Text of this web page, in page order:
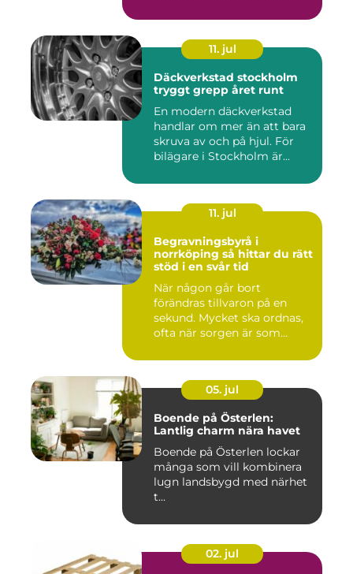
11. jul
Däckverkstad stockholm
tryggt grepp året runt
En modern däckverkstad
handlar om mer än att bara
skruva av och på hjul. För
bilägare i Stockholm är...
11. jul
Begravningsbyrå i
norrköping så hittar du rätt
stöd i en svår tid
När någon går bort
förändras tillvaron på en
sekund. Mycket ska ordnas,
ofta när sorgen är som
05. jul
Boende på Österlen:
Lantlig charm nära havet
Boende på Österlen lockar
många som vill kombinera
lugn landsbygd med närhet
t...
02. jul